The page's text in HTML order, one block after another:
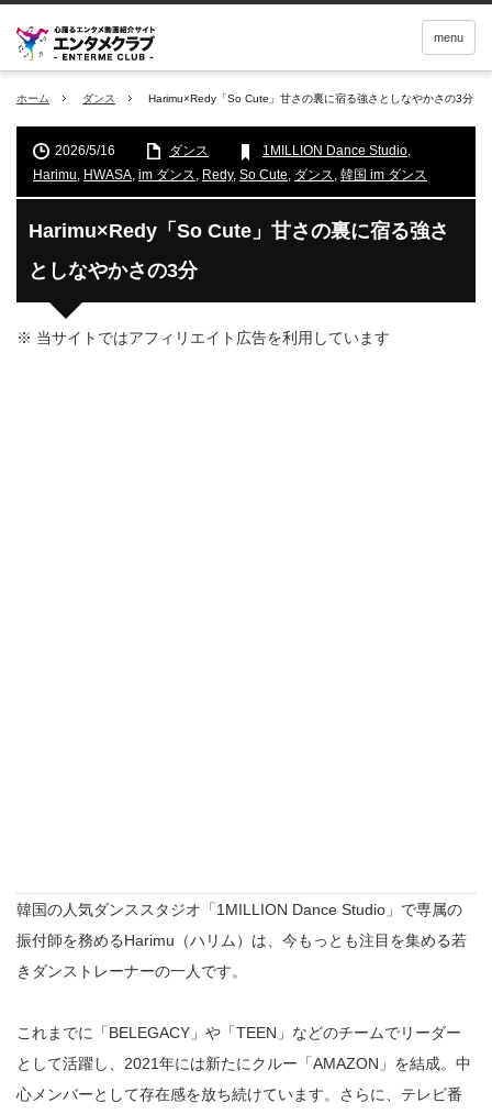
menu
ホーム ダンス Harimu×Redy「So Cute」甘さの裏に宿る強さとしなやかさの3分
2026/5/16 ダンス 1MILLION Dance Studio,
Harimu, HWASA, im ダンス, Redy, So Cute, ダンス, 韓国 im ダンス
Harimu×Redy「So Cute」甘さの裏に宿る強さ
としなやかさの3分
※ 当サイトではアフィリエイト広告を利用しています
韓国の人気ダンススタジオ「1MILLION Dance Studio」で専属の
振付師を務めるHarimu（ハリム）は、今もっとも注目を集める若
きダンストレーナーの一人です。
これまでに「BELEGACY」や「TEEN」などのチームでリーダー
として活躍し、2021年には新たにクルー「AMAZON」を結成。中
心メンバーとして存在感を放ち続けています。さらに、テレビ番